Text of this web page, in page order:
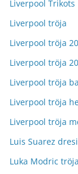
Liverpool Trikots
Liverpool tröja
Liverpool tröja
Liverpool tröja
Liverpool tröja
Liverpool tröja
Liverpool tröja
Luis Suarez dresi
Luka Modric